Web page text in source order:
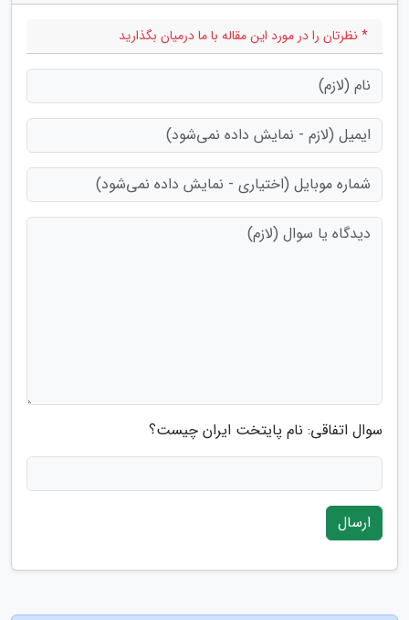
* نظرتان را در مورد این مقاله با ما درمیان بگذارید
سوال اتفاقی: نام پایتخت ایران چیست؟
ارسال